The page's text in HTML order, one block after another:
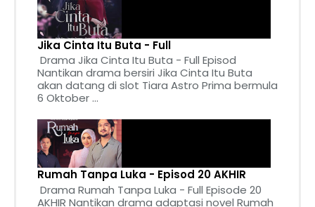
Jika Cinta Itu Buta - Full
Drama Jika Cinta Itu Buta - Full Episod
Nantikan drama bersiri Jika Cinta Itu Buta
akan datang di slot Tiara Astro Prima bermula
6 Oktober ...
Rumah Tanpa Luka - Episod 20 AKHIR
Drama Rumah Tanpa Luka - Full Episode 20
AKHIR Nantikan drama adaptasi novel Rumah